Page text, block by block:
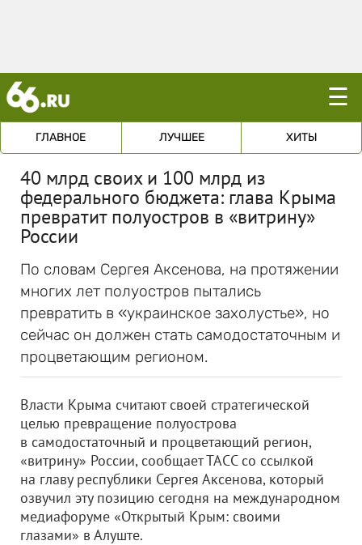
☰
ГЛАВНОЕ ЛУЧШЕЕ ХИТЫ
40 млрд своих и 100 млрд из
федерального бюджета: глава Крыма
превратит полуостров в «витрину»
России
По словам Сергея Аксенова, на протяжении
многих лет полуостров пытались
превратить в «украинское захолустье», но
сейчас он должен стать самодостаточным и
процветающим регионом.
Власти Крыма считают своей стратегической
целью превращение полуострова
в самодостаточный и процветающий регион,
«витрину» России, сообщает ТАСС со ссылкой
на главу республики Сергея Аксенова, который
озвучил эту позицию сегодня на международном
медиафоруме «Открытый Крым: своими
глазами» в Алуште.